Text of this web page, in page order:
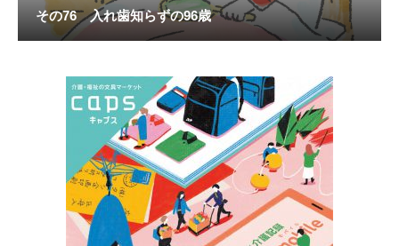
その76 入れ歯知らずの96歳